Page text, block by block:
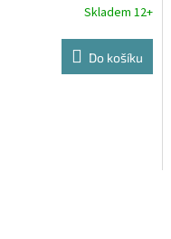
Skladem 12+
Do košíku